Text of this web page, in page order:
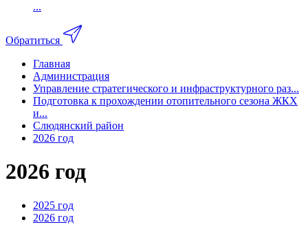
...
Обратиться
Главная
Администрация
Управление стратегического и инфраструктурного раз...
Подготовка к прохождении отопительного сезона ЖКХ
и...
Слюдянский район
2026 год
2026 год
2025 год
2026 год